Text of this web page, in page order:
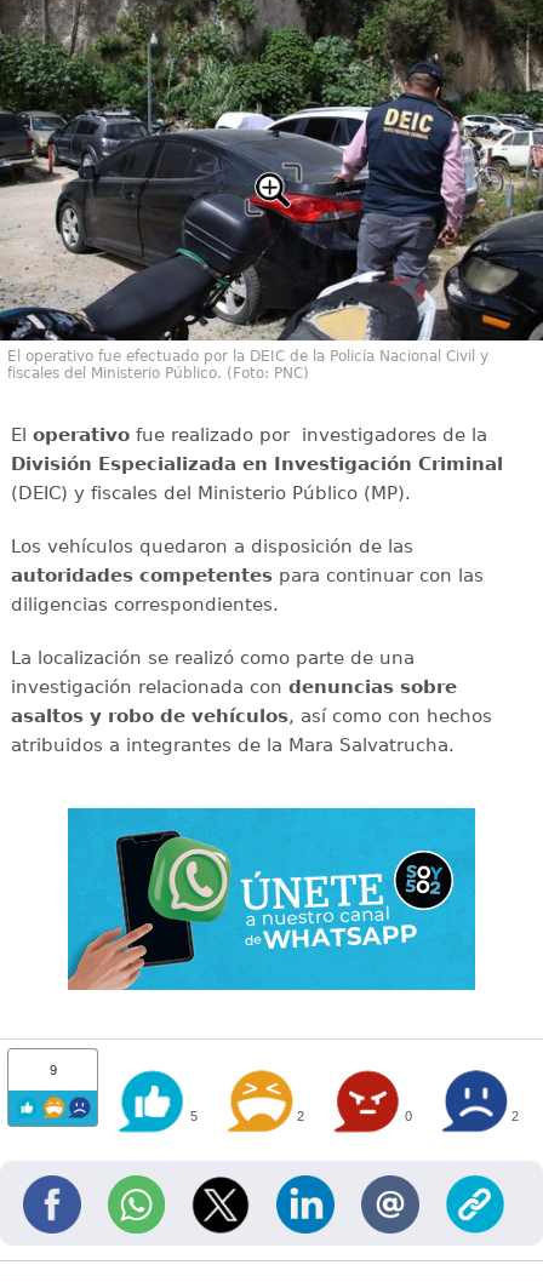
El operativo fue efectuado por la DEIC de la Policía Nacional Civil y
fiscales del Ministerio Público. (Foto: PNC)
El operativofue realizado por investigadores de la
División Especializada en Investigación Criminal
(DEIC) y fiscales del Ministerio Público (MP).
Los vehículos quedaron a disposición de las
autoridades competentespara continuar con las
diligencias correspondientes.
La localización se realizó como parte de una
investigación relacionada con denuncias sobre
asaltos y robo de vehículos, así como con hechos
atribuidos a integrantes de la Mara Salvatrucha.
9
5 2 0 2